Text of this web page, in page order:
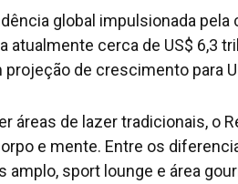
global impulsionada pela
atualmente cerca de US$ 6,3
de crescimento para
áreas de lazer tradicionais, o
e mente. Entre os
amplo, sport lounge e área